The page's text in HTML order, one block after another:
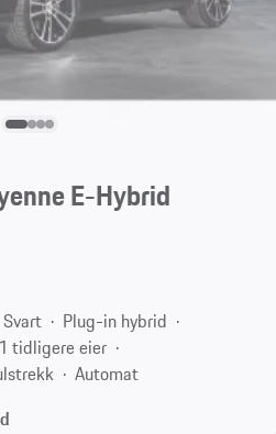
E-Hybrid
Svart
Plug-in hybrid
1 tidligere eier
Automat